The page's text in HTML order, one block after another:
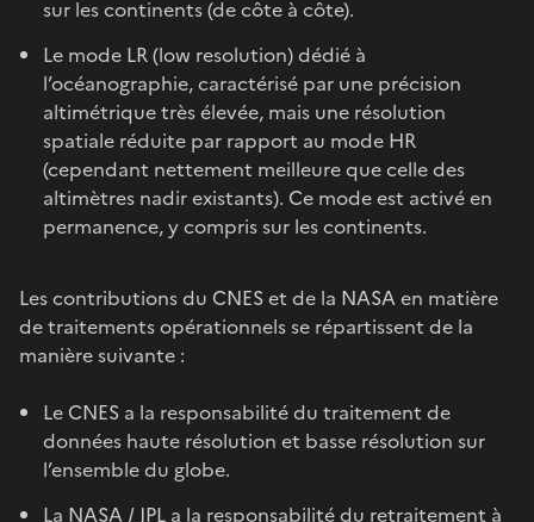
sur les continents (de côte à côte).
Le mode LR (low resolution) dédié à
l’océanographie, caractérisé par une précision
altimétrique très élevée, mais une résolution
spatiale réduite par rapport au mode HR
(cependant nettement meilleure que celle des
altimètres nadir existants). Ce mode est activé en
permanence, y compris sur les continents.
Les contributions du CNES et de la NASA en matière
de traitements opérationnels se répartissent de la
manière suivante :
Le CNES a la responsabilité du traitement de
données haute résolution et basse résolution sur
l’ensemble du globe.
La NASA / JPL a la responsabilité du retraitement à